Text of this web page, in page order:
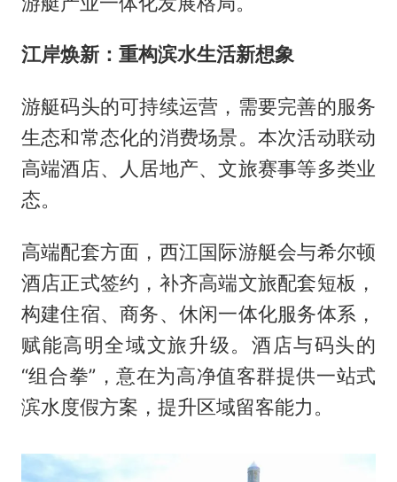
江岸焕新：重构滨水生活新想象
游艇码头的可持续运营，需要完善的服务
生态和常态化的消费场景。本次活动联动
高端酒店、人居地产、文旅赛事等多类业
态。
高端配套方面，西江国际游艇会与希尔顿
酒店正式签约，补齐高端文旅配套短板，
构建住宿、商务、休闲一体化服务体系，
赋能高明全域文旅升级。酒店与码头的
“组合拳”，意在为高净值客群提供一站式
滨水度假方案，提升区域留客能力。